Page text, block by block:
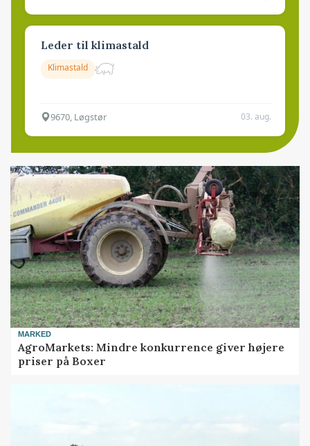
Leder til klimastald
Klimastald
9670, Løgstør 03. aug.
MARKED
AgroMarkets: Mindre konkurrence giver højere
priser på Boxer